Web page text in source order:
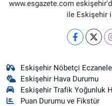
www.esgazete.com
ile Eskişehir
Eskişehir Nöbetçi
Eskişehir Hava Durumu
Eskişehir Trafik Yoğunluk
Puan Durumu ve Fikstür